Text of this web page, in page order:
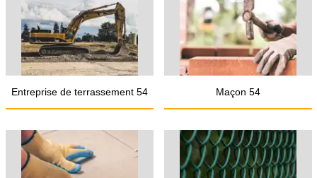
Entreprise de terrassement 54 Maçon 54